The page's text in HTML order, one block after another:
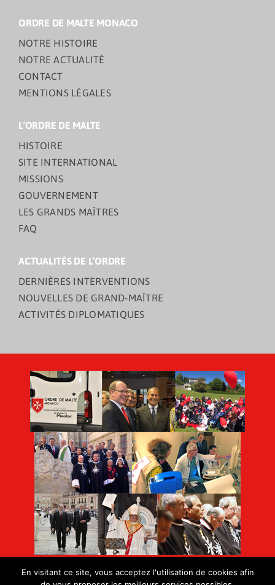
ORDRE DE MALTE MONACO
NOTRE HISTOIRE
NOTRE ACTUALITÉ
CONTACT
MENTIONS LÉGALES
L’ORDRE DE MALTE
HISTOIRE
SITE INTERNATIONAL
MISSIONS
GOUVERNEMENT
LES GRANDS MAÎTRES
FAQ
ACTUALITÉS DE L’ORDRE
DERNIÈRES INTERVENTIONS
NOUVELLES DE GRAND-MAÎTRE
ACTIVITÉS DIPLOMATIQUES
En visitant ce site, vous acceptez l'utilisation de cookies afin